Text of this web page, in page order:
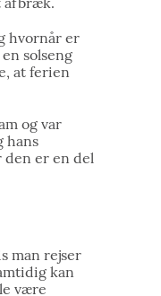
hvornår er
solseng
at ferien
og var
hans
den er en del
man rejser
kan
være